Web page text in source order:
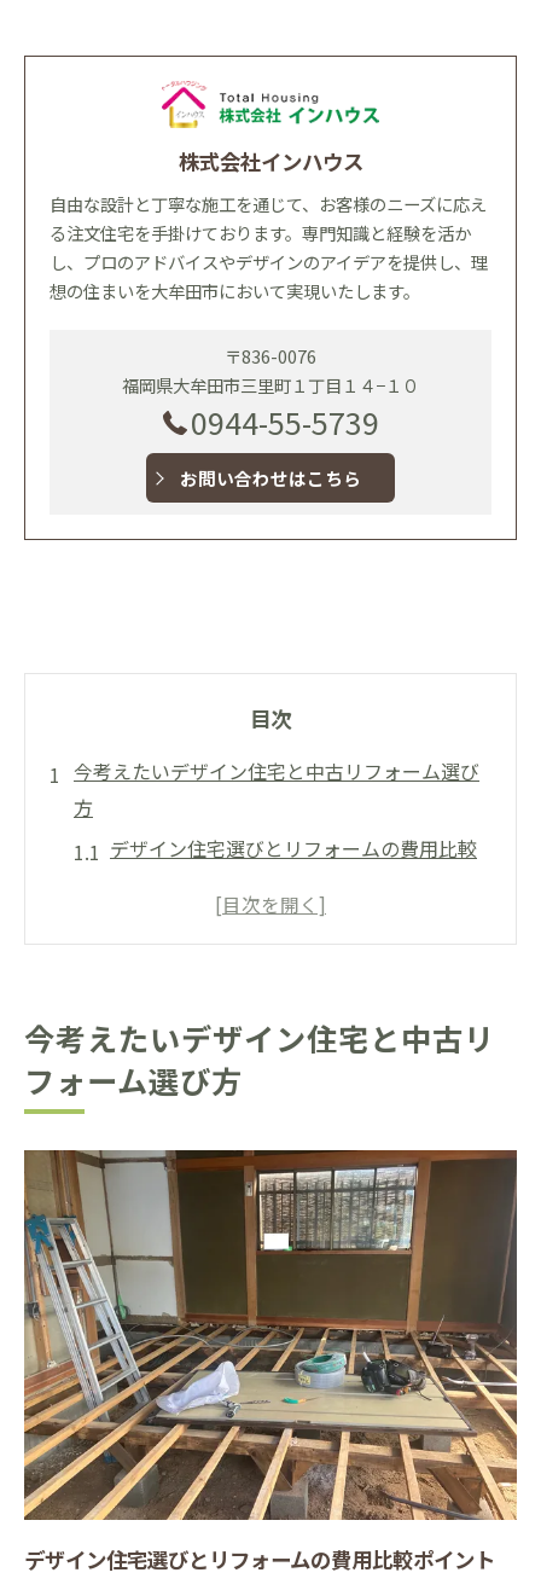
株式会社インハウス
自由な設計と丁寧な施工を通じて、お客様のニーズに応え
る注文住宅を手掛けております。専門知識と経験を活か
し、プロのアドバイスやデザインのアイデアを提供し、理
想の住まいを大牟田市において実現いたします。
〒836-0076
福岡県大牟田市三里町１丁目１４−１０
0944-55-5739
お問い合わせはこちら
目次
今考えたいデザイン住宅と中古リフォーム選び
方
デザイン住宅選びとリフォームの費用比較
デザイン住宅は理想の間取りを叶えやすい
メリット
デザイン住宅と中古リフォームのコスパを
選び方で変わるデザイン住宅の満足度とは
住まいの満足度は新築とリフォームどちらが上
か
デザイン住宅新築とリフォームの満足度比
較
実際の生活で感じるデザイン住宅の魅力と
満足感
リフォーム済み住宅で後悔しないためのポ
イント
新築デザイン住宅で得られる生活の変化と
は
今考えたいデザイン住宅と中古リ
フォーム選び方
デザイン住宅選びとリフォームの費用比較ポイント